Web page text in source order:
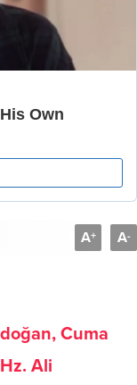
A+ A-
Cuma
Ali